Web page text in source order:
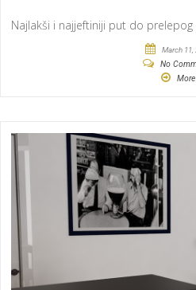
Najlakši i najjeftiniji put do prelepog
March 11,
No
More